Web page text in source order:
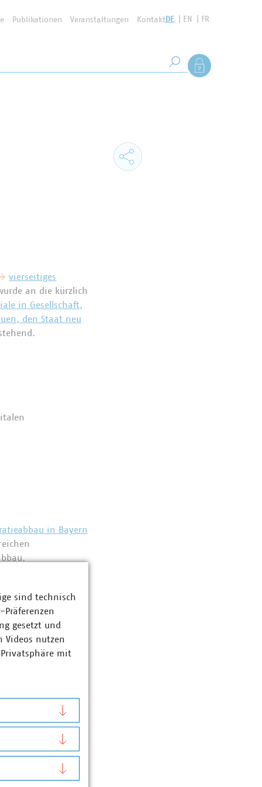
Publikationen Veranstaltungen KontaktDE EN FR
Suche starten
Als Mitglied
vierseitiges
an die kürzlich
in Gesellschaft,
den Staat neu
in Bayern
Dörnbrack
sind technisch
gesetzt und
Videos nutzen
mit